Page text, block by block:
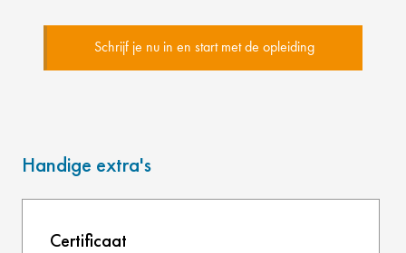
Schrijf je nu in en start met de opleiding
Handige extra's
Certificaat